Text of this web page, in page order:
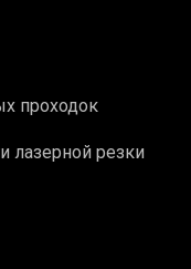
проходок
лазерной резки